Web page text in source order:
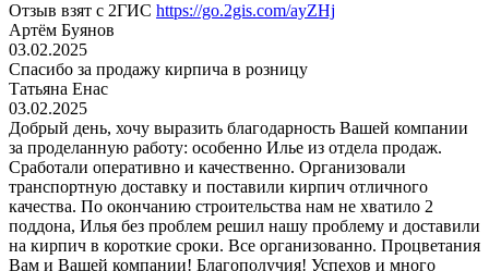
Отзыв взят с 2ГИС https://go.2gis.com/ayZHj
Артём Буянов
03.02.2025
Спасибо за продажу кирпича в розницу
Татьяна Енас
03.02.2025
Добрый день, хочу выразить благодарность Вашей компании
за проделанную работу: особенно Илье из отдела продаж.
Сработали оперативно и качественно. Организовали
транспортную доставку и поставили кирпич отличного
качества. По окончанию строительства нам не хватило 2
поддона, Илья без проблем решил нашу проблему и доставили
на кирпич в короткие сроки. Все организованно. Процветания
Вам и Вашей компании! Благополучия! Успехов и много